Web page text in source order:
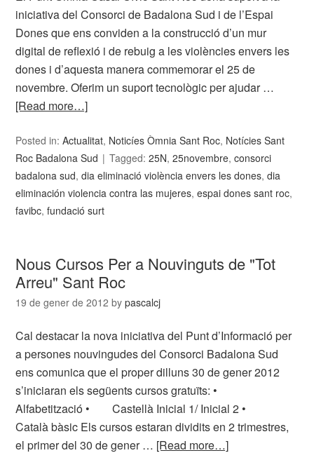
iniciativa del Consorci de Badalona Sud i de l’Espai
Dones que ens conviden a la construcció d’un mur
digital de reflexió i de rebuig a les violències envers les
dones i d’aquesta manera commemorar el 25 de
novembre. Oferim un suport tecnològic per ajudar …
[Read more…]
Posted in:Actualitat, Noticíes Òmnia Sant Roc, Notícies Sant
Roc Badalona Sud
Tagged:25N,25novembre,consorci
badalona sud,dia eliminació violència envers les dones,dia
eliminación violencia contra las mujeres,espai dones sant roc,
favibc,fundació surt
Nous Cursos Per a Nouvinguts de "Tot
Arreu" Sant Roc
19 de gener de 2012 bypascalcj
Cal destacar la nova iniciativa del Punt d’Informació per
a persones nouvingudes del Consorci Badalona Sud
ens comunica que el proper dilluns 30 de gener 2012
s’iniciaran els següents cursos gratuïts: •
Alfabetització • Castellà Inicial 1/ Inicial 2 •
Català bàsic Els cursos estaran dividits en 2 trimestres,
el primer del 30 de gener … [Read more…]